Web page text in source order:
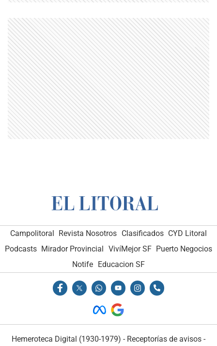
Campolitoral Revista Nosotros Clasificados CYD Litoral
Podcasts Mirador Provincial VivíMejor SF Puerto Negocios
Notife
Educacion SF
Hemeroteca Digital (1930-1979) - Receptorías de avisos -